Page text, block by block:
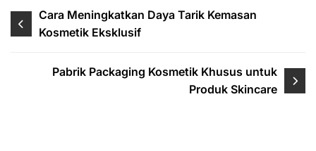
Post
navigation
Cara Meningkatkan Daya Tarik Kemasan
Kosmetik Eksklusif
Pabrik Packaging Kosmetik Khusus untuk
Produk Skincare